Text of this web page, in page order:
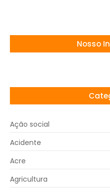
Nosso
Ação social
Acidente
Acre
Agricultura